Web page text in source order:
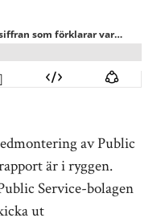
av Public
är i ryggen.
Service-bolagen
ut